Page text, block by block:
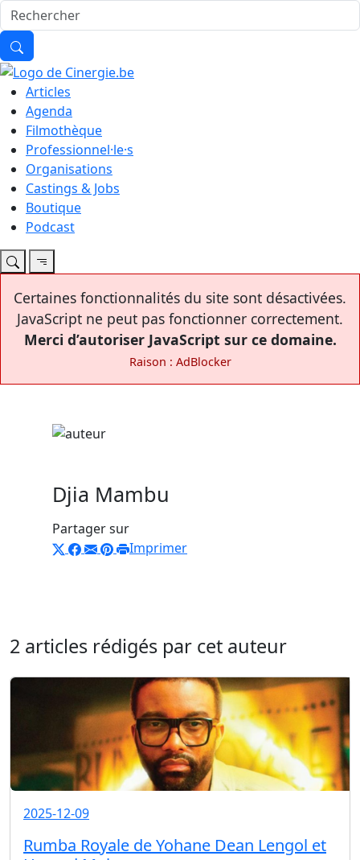
Articles
Agenda
Filmothèque
Professionnel·le·s
Organisations
Castings & Jobs
Boutique
Podcast
Certaines fonctionnalités du site sont désactivées.
JavaScript ne peut pas fonctionner correctement.
Merci d’autoriser JavaScript sur ce domaine.
Raison : AdBlocker
Djia Mambu
Partager sur
Imprimer
2 articles rédigés par cet auteur
2025-12-09
Rumba Royale de Yohane Dean Lengol et